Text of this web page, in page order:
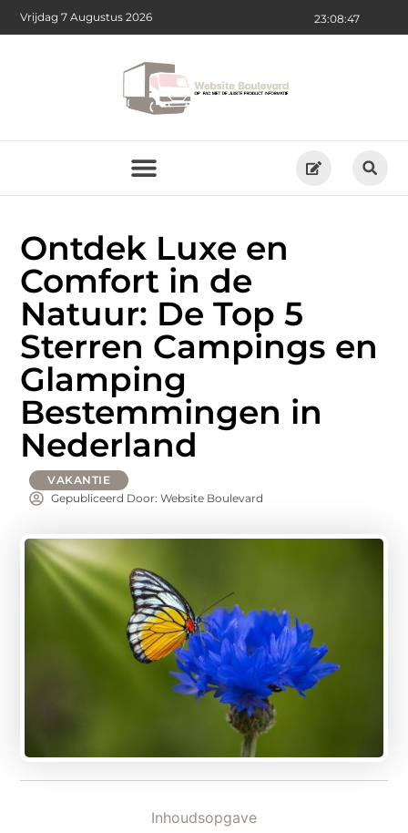
23:08:48
Vrijdag 7 Augustus 2026
Ontdek Luxe en
Comfort in de
Natuur: De Top 5
Sterren Campings en
Glamping
Bestemmingen in
Nederland
VAKANTIE
Gepubliceerd Door: Website Boulevard
Inhoudsopgave